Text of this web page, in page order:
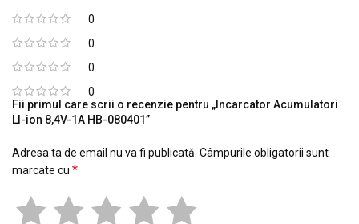
0
0
0
0
Fii primul care scrii o recenzie pentru „Incarcator Acumulatori
LI-ion 8,4V-1A HB-080401”
Adresa ta de email nu va fi publicată. Câmpurile obligatorii sunt
marcate cu *